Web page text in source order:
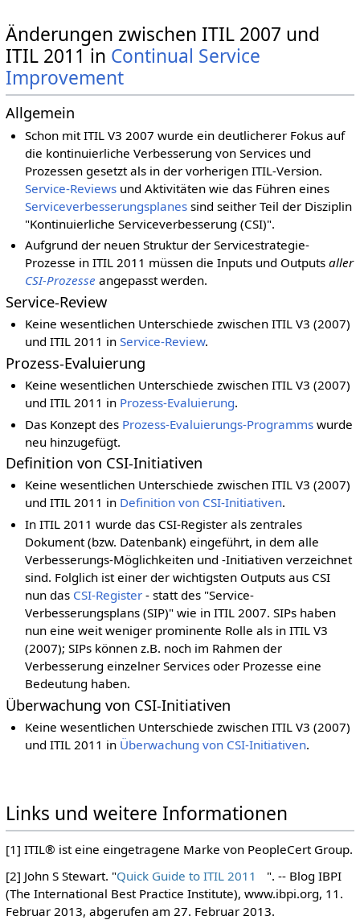
Änderungen zwischen ITIL 2007 und
ITIL 2011 in Continual Service
Improvement
Allgemein
Schon mit ITIL V3 2007 wurde ein deutlicherer Fokus auf
die kontinuierliche Verbesserung von Services und
Prozessen gesetzt als in der vorherigen ITIL-Version.
Service-Reviews und Aktivitäten wie das Führen eines
Serviceverbesserungsplanes sind seither Teil der Disziplin
"Kontinuierliche Serviceverbesserung (CSI)".
Aufgrund der neuen Struktur der Servicestrategie-
Prozesse in ITIL 2011 müssen die Inputs und Outputsaller
CSI-Prozesse angepasst werden.
Service-Review
Keine wesentlichen Unterschiede zwischen ITIL V3 (2007)
und ITIL 2011 inService-Review.
Prozess-Evaluierung
Keine wesentlichen Unterschiede zwischen ITIL V3 (2007)
und ITIL 2011 in Prozess-Evaluierung.
Das Konzept des Prozess-Evaluierungs-Programms wurde
neu hinzugefügt.
Definition von CSI-Initiativen
Keine wesentlichen Unterschiede zwischen ITIL V3 (2007)
und ITIL 2011 in Definition von CSI-Initiativen.
In ITIL 2011 wurde das CSI-Register als zentrales
Dokument (bzw. Datenbank) eingeführt, in dem alle
Verbesserungs-Möglichkeiten und -Initiativen verzeichnet
sind. Folglich ist einer der wichtigsten Outputs aus CSI
nun das CSI-Register - statt des "Service-
Verbesserungsplans (SIP)" wie in ITIL 2007. SIPs haben
nun eine weit weniger prominente Rolle als in ITIL V3
(2007); SIPs können z.B. noch im Rahmen der
Verbesserung einzelner Services oder Prozesse eine
Bedeutung haben.
Überwachung von CSI-Initiativen
Keine wesentlichen Unterschiede zwischen ITIL V3 (2007)
und ITIL 2011 in Überwachung von CSI-Initiativen.
Links und weitere Informationen
[1] ITIL® ist eine eingetragene Marke von PeopleCert Group.
[2] John S Stewart. "Quick Guide to ITIL 2011
". -- Blog IBPI
(The International Best Practice Institute), www.ibpi.org, 11.
Februar 2013, abgerufen am 27. Februar 2013.